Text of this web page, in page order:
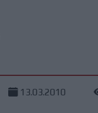
13.03.2010